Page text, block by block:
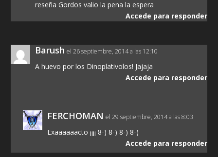
reseña Gordos valio la pena la espera
Accede para responder
Barush el 26 septiembre, 2014 a las 12:10
A huevo por los Dinoplativolos! Jajaja
Accede para responder
FERCHOMAN el 29 septiembre, 2014 a las 8:03
Exaaaaaacto ¡¡¡¡ 8-) 8-) 8-) 8-)
Accede para responder